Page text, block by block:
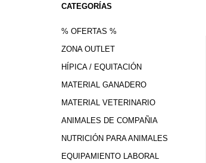
CATEGORÍAS
% OFERTAS %
ZONA OUTLET
HÍPICA / EQUITACIÓN
MATERIAL GANADERO
MATERIAL VETERINARIO
ANIMALES DE COMPAÑIA
NUTRICIÓN PARA ANIMALES
EQUIPAMIENTO LABORAL